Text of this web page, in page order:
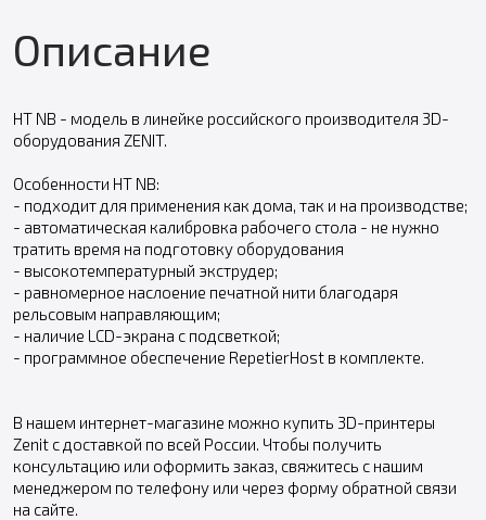
Описание
HT NB - модель в линейке российского производителя 3D-
оборудования ZENIT.
Особенности HT NB:
- подходит для применения как дома, так и на производстве;
- автоматическая калибровка рабочего стола - не нужно
тратить время на подготовку оборудования
- высокотемпературный экструдер;
- равномерное наслоение печатной нити благодаря
рельсовым направляющим;
- наличие LCD-экрана с подсветкой;
- программное обеспечение RepetierHost в комплекте.
В нашем интернет-магазине можно купить 3D-принтеры
Zenit с доставкой по всей России. Чтобы получить
консультацию или оформить заказ, свяжитесь с нашим
менеджером по телефону или через форму обратной связи
на сайте.